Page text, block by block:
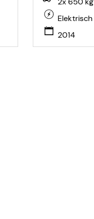
Elektrisch
2014